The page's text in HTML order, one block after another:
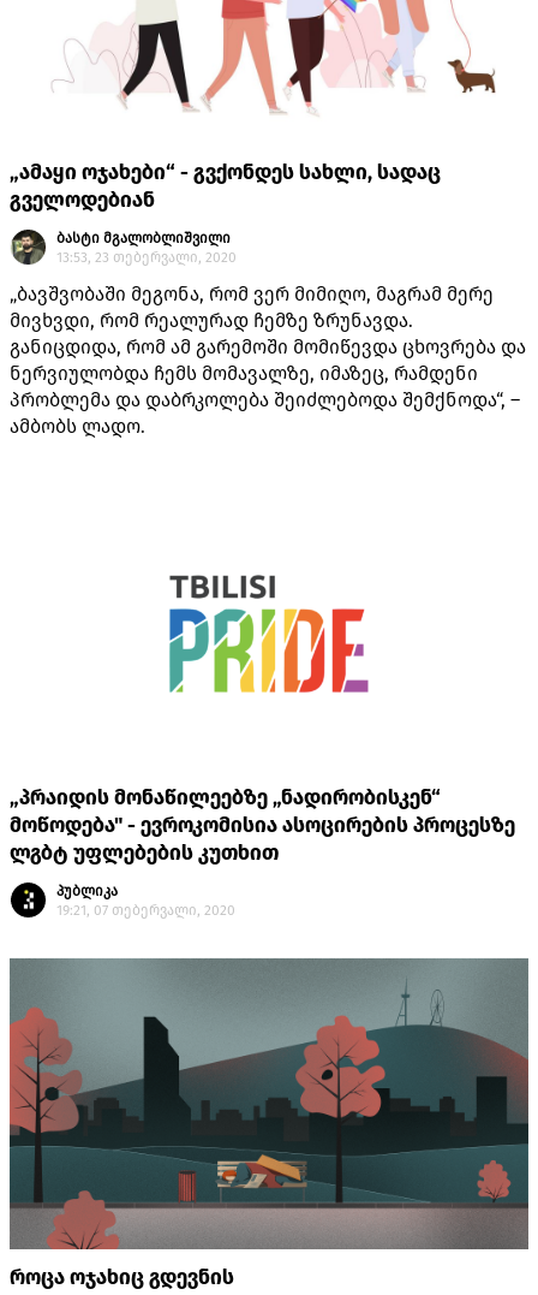
„ამაყი ოჯახები“ - გვქონდეს სახლი, სადაც
გველოდებიან
ბასტი მგალობლიშვილი
13:53, 23 თებერვალი, 2020
„ბავშვობაში მეგონა, რომ ვერ მიმიღო, მაგრამ მერე
მივხვდი, რომ რეალურად ჩემზე ზრუნავდა.
განიცდიდა, რომ ამ გარემოში მომიწევდა ცხოვრება და
ნერვიულობდა ჩემს მომავალზე, იმაზეც, რამდენი
პრობლემა და დაბრკოლება შეიძლებოდა შემქნოდა“, –
ამბობს ლადო.
„პრაიდის მონაწილეებზე „ნადირობისკენ“
მოწოდება" - ევროკომისია ასოცირების პროცესზე
ლგბტ უფლებების კუთხით
პუბლიკა
19:21, 07 თებერვალი, 2020
როცა ოჯახიც გდევნის